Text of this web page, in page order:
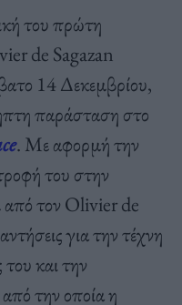
του πρώτη
de Sagazan
14 Δεκεμβρίου,
παράσταση στο
. Με αφορμή την
του στην
από τον Olivier de
για την τέχνη
και την
από την οποία η